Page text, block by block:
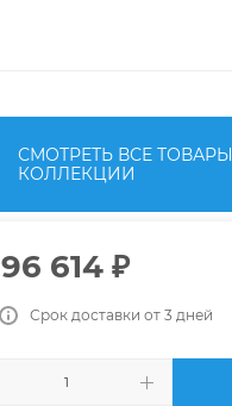
СМОТРЕТЬ ВСЕ ТОВАРЫ
КОЛЛЕКЦИИ
96 614₽
Срок доставки от 3 дней